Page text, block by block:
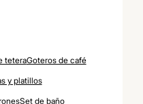
teteraGoteros de café
y platillos
Set de baño